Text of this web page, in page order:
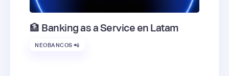
🏦 Banking as a Service en Latam
NEOBANCOS 📲